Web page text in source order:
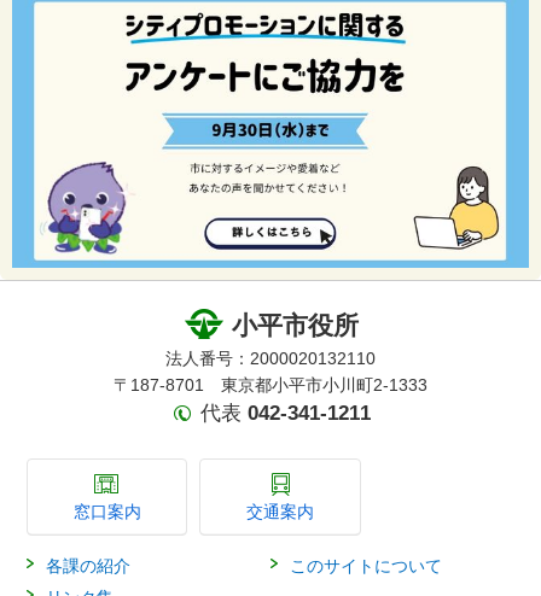
小平市役所
法人番号：2000020132110
〒187-8701 東京都小平市小川町2-1333
代表 042-341-1211
窓口案内 交通案内
各課の紹介
このサイトについて